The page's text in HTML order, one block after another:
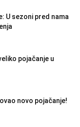
U sezoni pred nama
pojačanje u
novo pojačanje!